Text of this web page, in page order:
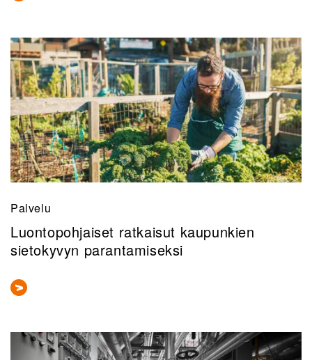
Palvelu
Luontopohjaiset ratkaisut kaupunkien
sietokyvyn parantamiseksi